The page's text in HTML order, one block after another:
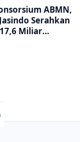
ABMN,
Serahkan
Miliar